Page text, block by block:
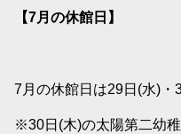
【7月の休館日】
7月の休館日は29日(水)・
※30日(木)の太陽第二幼